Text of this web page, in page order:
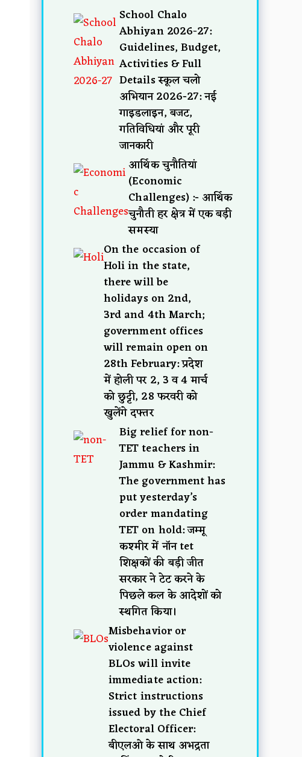
School Chalo
Abhiyan 2026-27:
Guidelines, Budget,
Activities & Full
Details स्कूल चलो
अभियान 2026-27: नई
गाइडलाइन, बजट,
गतिविधियां और पूरी
जानकारी
आर्थिक चुनौतियां
(Economic
Challenges) :- आर्थिक
चुनौती हर क्षेत्र में एक बड़ी
समस्या
On the occasion of
Holi in the state,
there will be
holidays on 2nd,
3rd and 4th March;
government offices
will remain open on
28th February: प्रदेश
में होली पर 2, 3 व 4 मार्च
को छुट्टी, 28 फरवरी को
खुलेंगे दफ्तर
Big relief for non-
TET teachers in
Jammu & Kashmir:
The government has
put yesterday’s
order mandating
TET on hold: जम्मू
कश्मीर में नॉन tet
शिक्षकों की बड़ी जीत
सरकार ने टेट करने के
पिछले कल के आदेशों को
स्थगित किया।
Misbehavior or
violence against
BLOs will invite
immediate action:
Strict instructions
issued by the Chief
Electoral Officer:
बीएलओ के साथ अभद्रता